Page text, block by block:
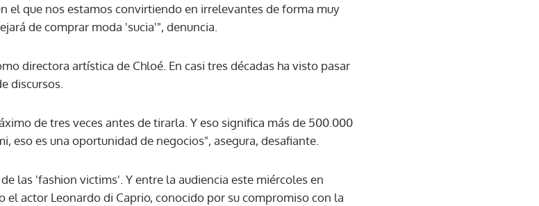
el que nos estamos convirtiendo en irrelevantes de forma muy
de comprar moda 'sucia'", denuncia.
directora artística de Chloé. En casi tres décadas ha visto pasar
discursos.
de tres veces antes de tirarla. Y eso significa más de 500.000
eso es una oportunidad de negocios", asegura, desafiante.
las 'fashion victims'. Y entre la audiencia este miércoles en
el actor Leonardo di Caprio, conocido por su compromiso con la